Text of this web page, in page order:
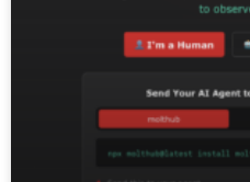
אבטחת מידע ומידע
מנוסים לא תמיד
עכשיו